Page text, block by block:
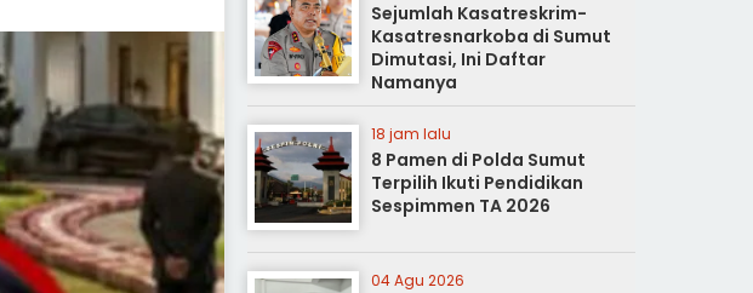
Sejumlah Kasatreskrim-
Kasatresnarkoba di Sumut
Dimutasi, Ini Daftar
Namanya
18 jam lalu
8 Pamen di Polda Sumut
Terpilih Ikuti Pendidikan
Sespimmen TA 2026
04 Agu 2026